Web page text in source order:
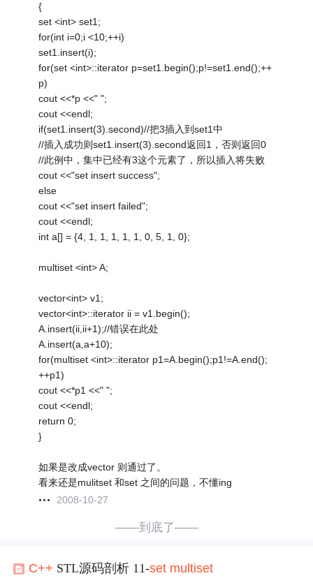
{
set <int> set1;
for(int i=0;i <10;++i)
set1.insert(i);
for(set <int>::iterator p=set1.begin();p!=set1.end();++
p)
cout <<*p <<" ";
cout <<endl;
if(set1.insert(3).second)//把3插入到set1中
//插入成功则set1.insert(3).second返回1，否则返回0
//此例中，集中已经有3这个元素了，所以插入将失败
cout <<"set insert success";
else
cout <<"set insert failed";
cout <<endl;
int a[] = {4, 1, 1, 1, 1, 1, 0, 5, 1, 0};
multiset <int> A;
vector<int> v1;
vector<int>::iterator ii = v1.begin();
A.insert(ii,ii+1);//错误在此处
A.insert(a,a+10);
for(multiset <int>::iterator p1=A.begin();p1!=A.end();
++p1)
cout <<*p1 <<" ";
cout <<endl;
return 0;
}
如果是改成vector 则通过了。
看来还是mulitset 和set 之间的问题，不懂ing
2008-10-27
——到底了——
C++ STL源码剖析 11-set multiset